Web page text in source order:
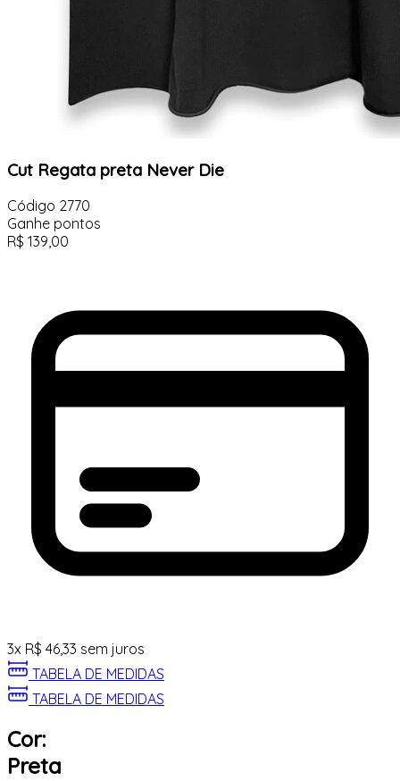
Cut Regata preta Never Die
Código 2770
Ganhe pontos
R$ 139,00
3x R$ 46,33 sem juros
TABELA DE MEDIDAS
TABELA DE MEDIDAS
Cor:
Preta